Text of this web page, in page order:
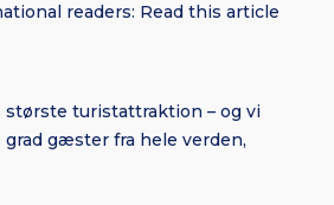
readers: Read this article
største turistattraktion – og vi
gæster fra hele verden,